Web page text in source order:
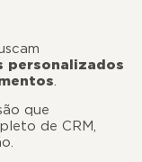
personalizados
.
que
de CRM,